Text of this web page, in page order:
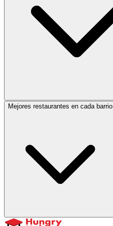
Mejores restaurantes en cada barrio